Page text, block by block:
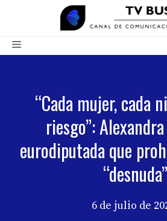
contenido
Menú
“Cada mujer, cada
riesgo”:
eurodiputada que
“desnuda”
6 de julio de